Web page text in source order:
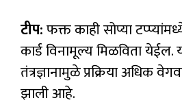
टीप:फक्त काही सोप्या
कार्ड विनामूल्य मिळविता
तंत्रज्ञानामुळे प्रक्रिया अधिक
झाली आहे.